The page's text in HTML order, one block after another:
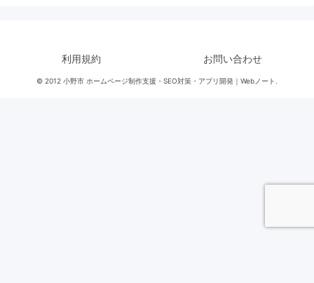
利用規約 お問い合わせ
© 2012 小野市 ホームページ制作支援・SEO対策・アプリ開発｜Webノート.